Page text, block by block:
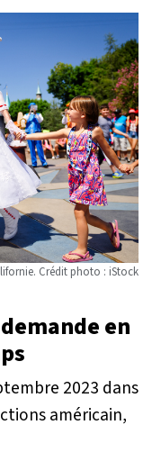
Crédit photo : iStock
en
2023 dans
américain,